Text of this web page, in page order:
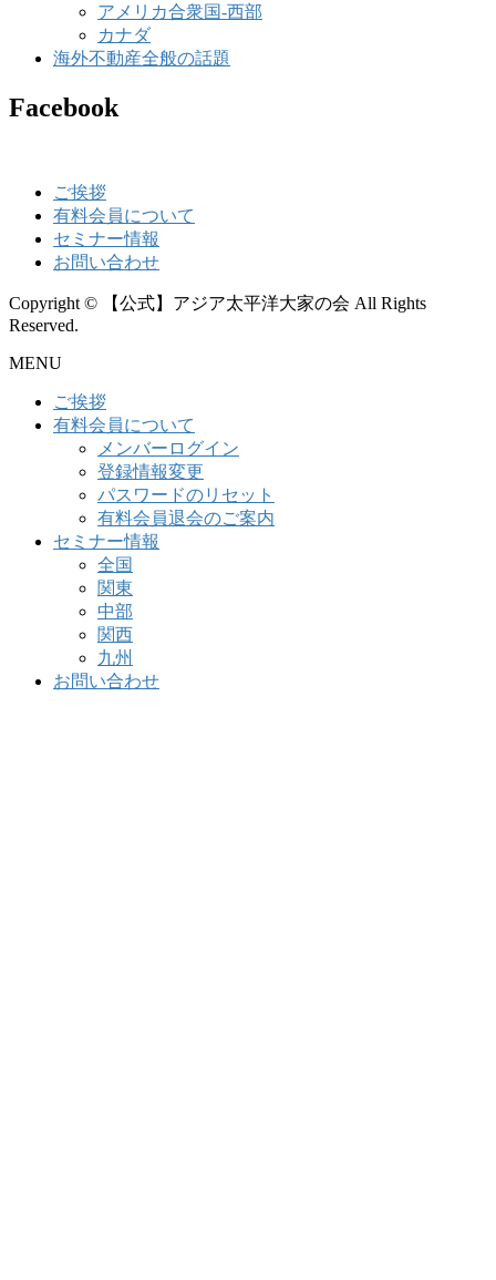
アメリカ合衆国-西部
カナダ
海外不動産全般の話題
Facebook
ご挨拶
有料会員について
セミナー情報
お問い合わせ
Copyright © 【公式】アジア太平洋大家の会 All Rights
Reserved.
MENU
ご挨拶
有料会員について
メンバーログイン
登録情報変更
パスワードのリセット
有料会員退会のご案内
セミナー情報
全国
関東
中部
関西
九州
お問い合わせ